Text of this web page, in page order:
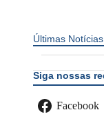
Últimas Notícias
Siga nossas
Facebook